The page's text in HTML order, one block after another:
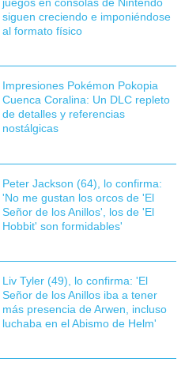
juegos en consolas de Nintendo
siguen creciendo e imponiéndose
al formato físico
Impresiones Pokémon Pokopia
Cuenca Coralina: Un DLC repleto
de detalles y referencias
nostálgicas
Peter Jackson (64), lo confirma:
'No me gustan los orcos de 'El
Señor de los Anillos', los de 'El
Hobbit' son formidables'
Liv Tyler (49), lo confirma: 'El
Señor de los Anillos iba a tener
más presencia de Arwen, incluso
luchaba en el Abismo de Helm'